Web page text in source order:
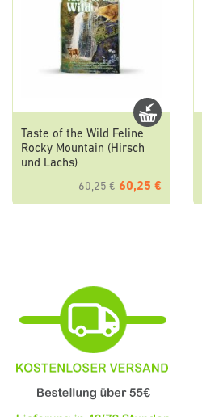
Taste of the Wild Feline
Rocky Mountain (Hirsch
und Lachs)
60,25 € 60,25 €